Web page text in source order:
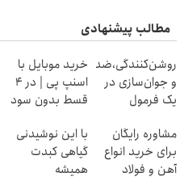
مطالب پیشنهادی
روشن‌کنندگی،ضد‌لک
و جوان‌سازی در
یک فرمول
خرید موبایل با
اسنپ پی | در ۴
قسط بدون سود
مشاوره رایگان
برای خرید انواع
آهن و فولاد
با این نوشیدنی
گیاهی کبدت
همیشه